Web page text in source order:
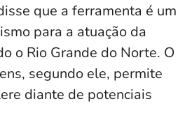
que a ferramenta é um
para a atuação da
o Rio Grande do Norte. O
segundo ele, permite
diante de potenciais